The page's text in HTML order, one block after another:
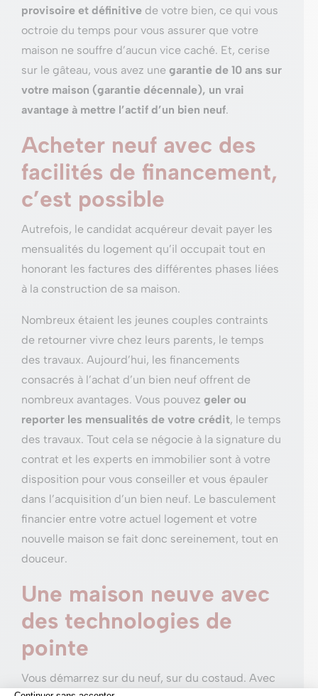
provisoire et définitive de votre bien, ce qui vous
octroie du temps pour vous assurer que votre
maison ne souffre d’aucun vice caché. Et, cerise
sur le gâteau, vous avez une garantie de 10 ans sur
votre maison (garantie décennale), un vrai
avantage à mettre l’actif d’un bien neuf.
Acheter neuf avec des
facilités de financement,
c’est possible
Autrefois, le candidat acquéreur devait payer les
mensualités du logement qu’il occupait tout en
honorant les factures des différentes phases liées
à la construction de sa maison.
Nombreux étaient les jeunes couples contraints
de retourner vivre chez leurs parents, le temps
des travaux. Aujourd’hui, les financements
consacrés à l’achat d’un bien neuf offrent de
nombreux avantages. Vous pouvez geler ou
reporter les mensualités de votre crédit, le temps
des travaux. Tout cela se négocie à la signature du
contrat et les experts en immobilier sont à votre
disposition pour vous conseiller et vous épauler
dans l’acquisition d’un bien neuf. Le basculement
financier entre votre actuel logement et votre
nouvelle maison se fait donc sereinement, tout en
douceur.
Une maison neuve avec
des technologies de
pointe
Vous démarrez sur du neuf, sur du costaud. Avec